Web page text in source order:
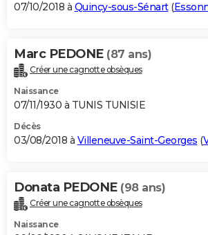
07/10/2018 à Quincy-sous-Sénart(
Marc PEDONE (87 ans)
Créer une cagnotte obsèques
Naissance
07/11/1930 à TUNIS TUNISIE
Décès
03/08/2018 à Villeneuve-Saint-Georges (
Donata PEDONE (98 ans)
Créer une cagnotte obsèques
Naissance